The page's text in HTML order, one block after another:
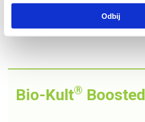
Odbij
PODIJELITE NA MREŽI
Datum objave članka:13. 5. 2026.
Bio-Kult® Boosted